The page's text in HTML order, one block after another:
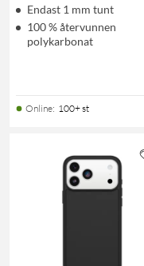
Endast 1 mm tunt
100 % återvunnen
polykarbonat
Online: 100+ st